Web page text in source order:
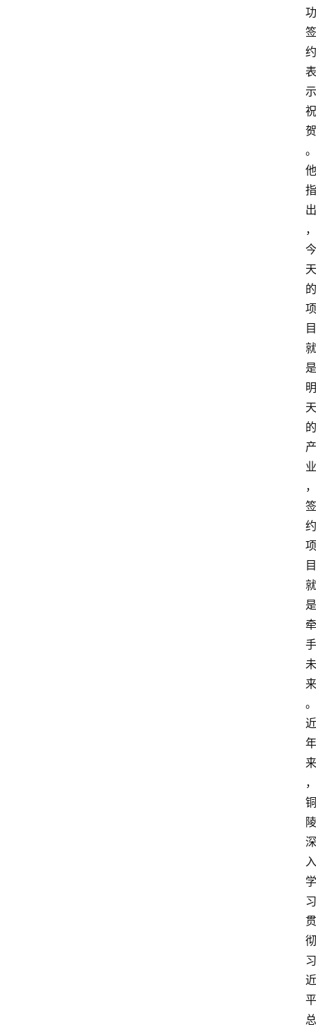
功
签
约
表
示
祝
贺
。
他
指
出
，
今
天
的
项
目
就
是
明
天
的
产
业
，
签
约
项
目
就
是
牵
手
未
来
。
近
年
来
，
铜
陵
深
入
学
习
贯
彻
习
近
平
总